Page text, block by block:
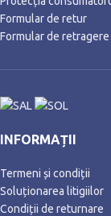
Formular de retur
Formular de
INFORMAȚII
Termeni și condiții
Soluționarea litigiilor
Condiții de returnare